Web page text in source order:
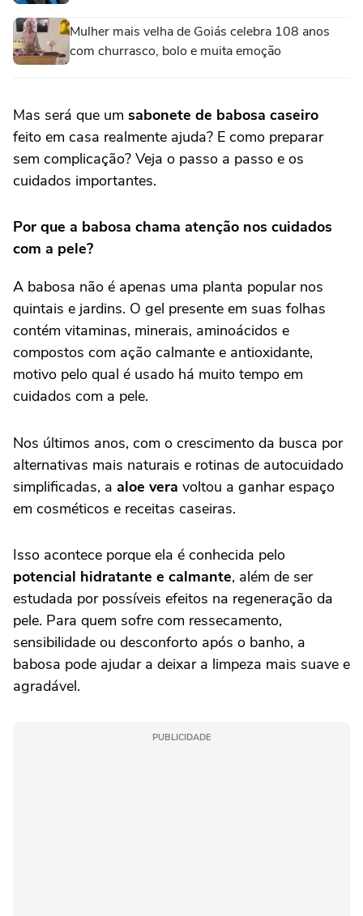
Mulher mais velha de Goiás celebra 108 anos
com churrasco, bolo e muita emoção
Mas será que um sabonete de babosa caseiro
feito em casa realmente ajuda? E como preparar
sem complicação? Veja o passo a passo e os
cuidados importantes.
Por que a babosa chama atenção nos cuidados
com a pele?
A babosa não é apenas uma planta popular nos
quintais e jardins. O gel presente em suas folhas
contém vitaminas, minerais, aminoácidos e
compostos com ação calmante e antioxidante,
motivo pelo qual é usado há muito tempo em
cuidados com a pele.
Nos últimos anos, com o crescimento da busca por
alternativas mais naturais e rotinas de autocuidado
simplificadas, a aloe vera voltou a ganhar espaço
em cosméticos e receitas caseiras.
Isso acontece porque ela é conhecida pelo
potencial hidratante e calmante, além de ser
estudada por possíveis efeitos na regeneração da
pele. Para quem sofre com ressecamento,
sensibilidade ou desconforto após o banho, a
babosa pode ajudar a deixar a limpeza mais suave e
agradável.
PUBLICIDADE